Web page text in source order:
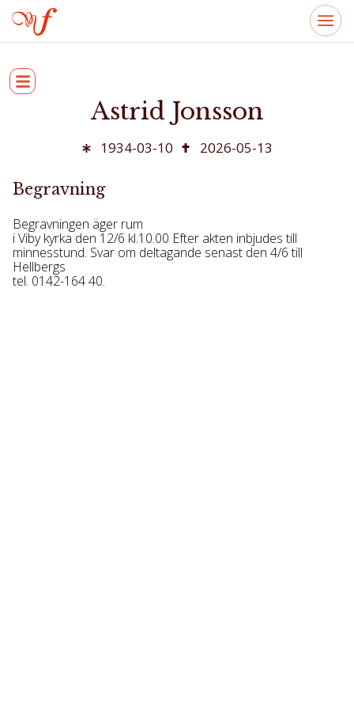
Astrid Jonsson
1934-03-10 2026-05-13
Begravning
Begravningen äger rum
i Viby kyrka den 12/6 kl.10.00 Efter akten inbjudes till
minnesstund. Svar om deltagande senast den 4/6 till
Hellbergs
tel. 0142-164 40.